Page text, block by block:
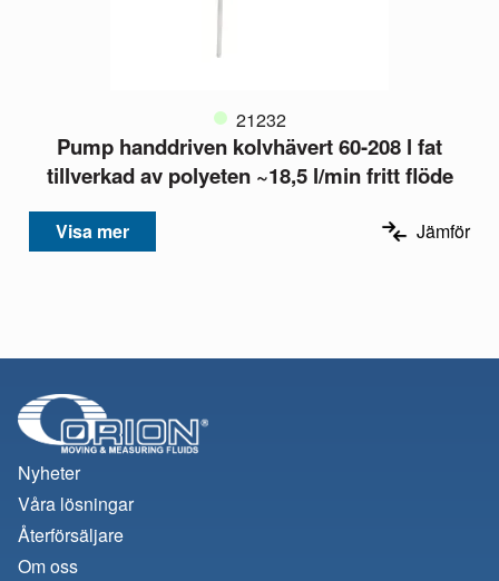
21232
Pump handdriven kolvhävert 60-208 l fat
tillverkad av polyeten ~18,5 l/min fritt flöde
Visa mer Jämför
Nyheter
Våra lösningar
Återförsäljare
Om oss